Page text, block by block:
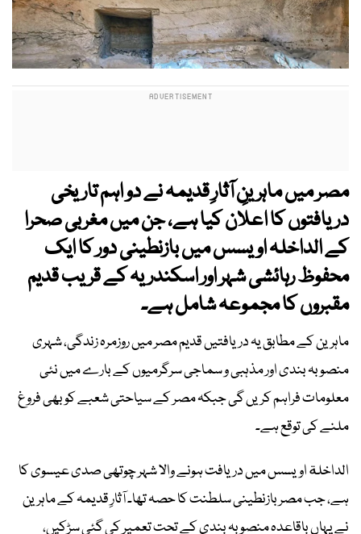
مصر میں ماہرینِ آثارِ قدیمہ نے دو اہم تاریخی
دریافتوں کا اعلان کیا ہے، جن میں مغربی صحرا
کے الداخلہ اویسس میں بازنطینی دور کا ایک
محفوظ رہائشی شہر اور اسکندریہ کے قریب قدیم
مقبروں کا مجموعہ شامل ہے۔
ماہرین کے مطابق یہ دریافتیں قدیم مصر میں روزمرہ زندگی، شہری
منصوبہ بندی اور مذہبی و سماجی سرگرمیوں کے بارے میں نئی
معلومات فراہم کریں گی جبکہ مصر کے سیاحتی شعبے کو بھی فروغ
ملنے کی توقع ہے۔
الداخلة اویسس میں دریافت ہونے والا شہر چوتھی صدی عیسوی کا
ہے، جب مصر بازنطینی سلطنت کا حصہ تھا۔ آثارِ قدیمہ کے ماہرین
نے یہاں باقاعدہ منصوبہ بندی کے تحت تعمیر کی گئی سڑکیں،